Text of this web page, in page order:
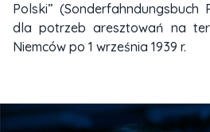
Polski” (Sonderfahndungsbuch
dla potrzeb aresztowań na
Niemców po 1 września 1939 r.